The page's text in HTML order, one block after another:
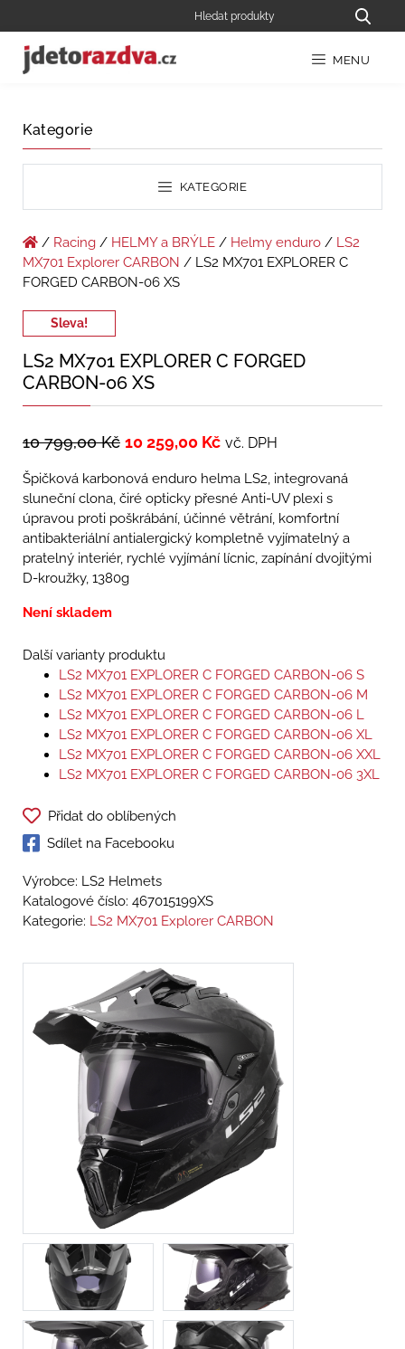
MENU
Kategorie
KATEGORIE
/ Racing / HELMY a BRÝLE / Helmy enduro / LS2
MX701 Explorer CARBON / LS2 MX701 EXPLORER C
FORGED CARBON-06 XS
Sleva!
LS2 MX701 EXPLORER C FORGED
CARBON-06 XS
10 799,00Kč 10 259,00 Kč vč. DPH
Špičková karbonová enduro helma LS2, integrovaná
sluneční clona, čiré opticky přesné Anti-UV plexi s
úpravou proti poškrábání, účinné větrání, komfortní
antibakteriální antialergický kompletně vyjímatelný a
pratelný interiér, rychlé vyjímání lícnic, zapínání dvojitými
D-kroužky, 1380g
Není skladem
Další varianty produktu
LS2 MX701 EXPLORER C FORGED CARBON-06 S
LS2 MX701 EXPLORER C FORGED CARBON-06 M
LS2 MX701 EXPLORER C FORGED CARBON-06 L
LS2 MX701 EXPLORER C FORGED CARBON-06 XL
LS2 MX701 EXPLORER C FORGED CARBON-06 XXL
LS2 MX701 EXPLORER C FORGED CARBON-06 3XL
Přidat do oblíbených
Sdílet na Facebooku
Výrobce: LS2 Helmets
Katalogové číslo: 467015199XS
Kategorie: LS2 MX701 Explorer CARBON